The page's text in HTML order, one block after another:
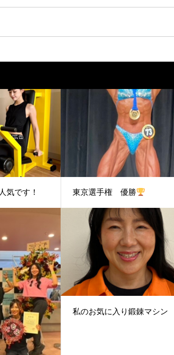
気です！ 東京選手権 優勝
私のお気に入り鍛錬マシン